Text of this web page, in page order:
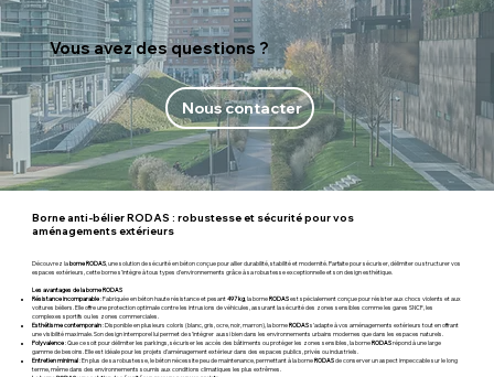
Vous avez des questions ?
Nous contacter
Borne anti-bélier RODAS : robustesse et sécurité pour vos
aménagements extérieurs
Découvrez laborne RODAS, une solution de sécurité en béton conçue pour allier durabilité, stabilité et modernité. Parfaite pour sécuriser, délimiter ou structurer vos
espaces extérieurs, cette borne s’intègre à tous types d’environnements grâce à sa robustesse exceptionnelle et son design esthétique.
Les avantages de la borne RODAS
Résistance incomparable: Fabriquée en béton haute résistance et pesant497 kg, la borneRODASest spécialement conçue pour résister aux chocs violents et aux
voitures béliers. Elle offre une protection optimale contre les intrusions de véhicules, assurant la sécurité des zones sensibles comme les gares SNCF, les
complexes sportifs ou les zones commerciales.
Esthétisme contemporain: Disponible en plusieurs coloris (blanc, gris, ocre, noir, marron), la borneRODASs’adapte à vos aménagements extérieurs tout en offrant
une visibilité maximale. Son design intemporel lui permet de s’intégrer aussi bien dans les environnements urbains modernes que dans les espaces naturels.
Polyvalence: Que ce soit pour délimiter les parkings, sécuriser les accès des bâtiments ou protéger les zones sensibles, la borneRODASrépond à une large
gamme de besoins. Elle est idéale pour les projets d’aménagement extérieur dans des espaces publics, privés ou industriels.
Entretien minimal: En plus de sa robustesse, le béton nécessite peu de maintenance, permettant à la borneRODASde conserver un aspect impeccable sur le long
terme, même dans des environnements soumis aux conditions climatiques les plus extrêmes.